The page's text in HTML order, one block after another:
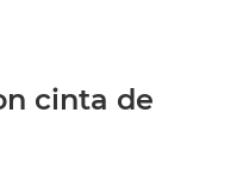
cinta de